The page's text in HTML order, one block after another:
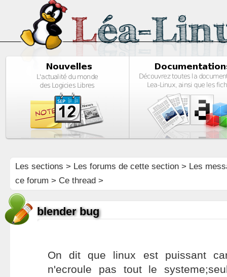
Les sections > Les forums de cette section> Les
ce forum > Ce thread >
blender bug
On dit que linux est puissant
n'ecroule pas tout le